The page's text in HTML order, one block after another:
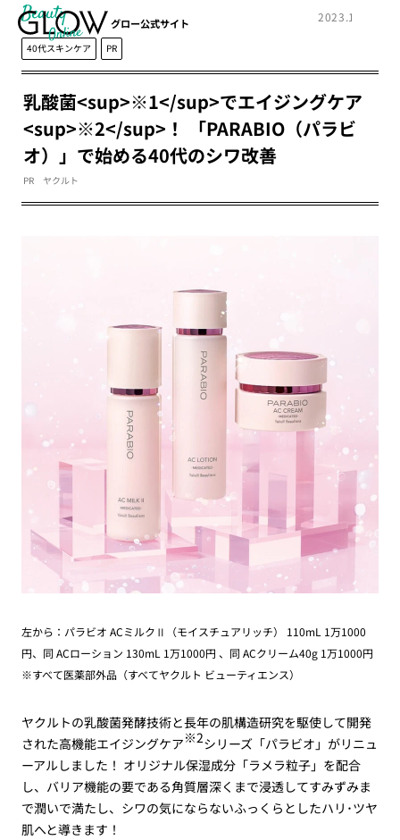
グロー公式サイト 2023.11.28
Beauty
40代スキンケア PR
乳酸菌<sup>※1</sup>でエイジングケア
<sup>※2</sup>！ 「PARABIO（パラビ
オ）」で始める40代のシワ改善
PR ヤクルト
左から：パラビオ ACミルクⅡ（モイスチュアリッチ） 110mL 1万1000
円、同 ACローション 130mL 1万1000円 、同 ACクリーム40g 1万1000円
※すべて医薬部外品（すべてヤクルト ビューティエンス）
ヤクルトの乳酸菌発酵技術と長年の肌構造研究を駆使して開発
された高機能エイジングケア※2シリーズ「パラビオ」がリニュ
ーアルしました！ オリジナル保湿成分「ラメラ粒子」を配合
し、バリア機能の要である角質層深くまで浸透してすみずみま
で潤いで満たし、シワの気にならないふっくらとしたハリ･ツヤ
肌へと導きます！